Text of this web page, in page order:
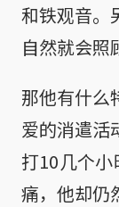
和铁观音。
自然就会照
那他有什么
爱的消遣活
打10几个
痛，他却仍